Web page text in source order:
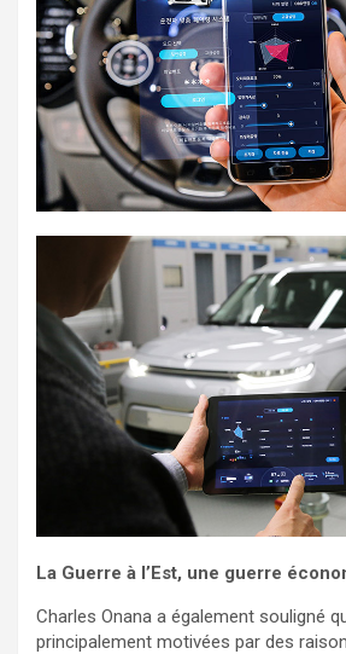
La Guerre à l’Est, une guerre
Charles Onana a également souligné
principalement motivées par des